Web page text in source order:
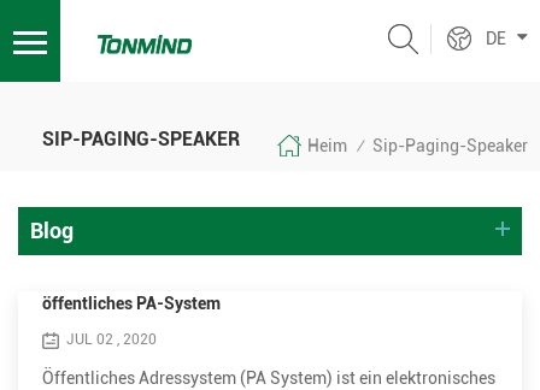
DE
SIP-PAGING-SPEAKER Heim / Sip-Paging-Speaker
Blog
öffentliches PA-System
JUL 02 , 2020
Öffentliches Adressystem (PA System) ist ein elektronisches